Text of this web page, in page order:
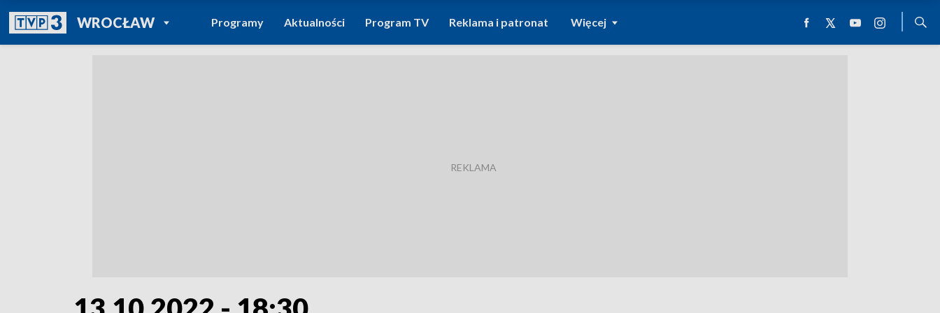
WROCŁAWPOWRÓT DO
TVP REGIONY
Programy Aktualności Program TV Reklama i patronat Więcej